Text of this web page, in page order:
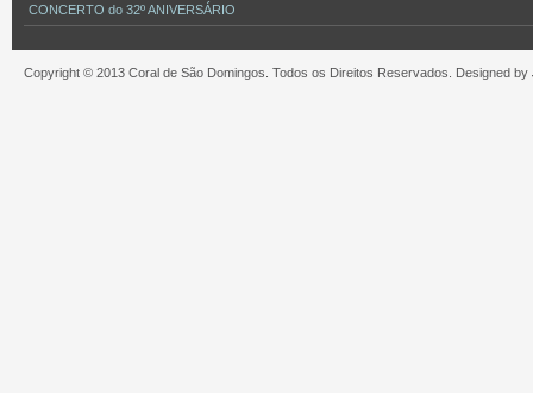
CONCERTO do 32º ANIVERSÁRIO
Copyright © 2013 Coral de São Domingos. Todos os Direitos Reservados. Designed by